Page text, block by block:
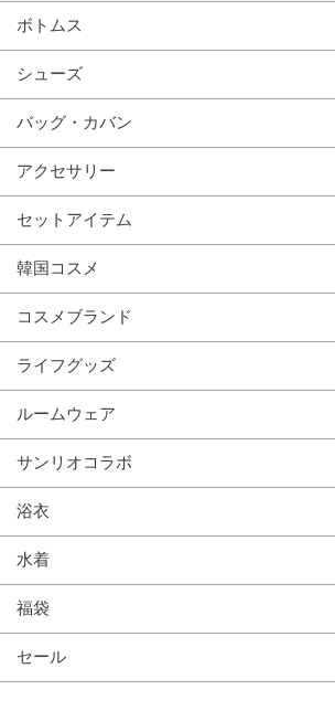
ボトムス
シューズ
バッグ・カバン
アクセサリー
セットアイテム
韓国コスメ
コスメブランド
ライフグッズ
ルームウェア
サンリオコラボ
浴衣
水着
福袋
セール